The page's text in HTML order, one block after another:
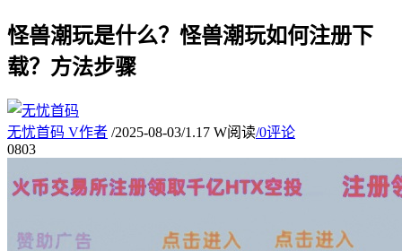
怪兽潮玩是什么？怪兽潮玩如何注册下
载？方法步骤
无忧首码 V作者 /2025-08-03/1.17 W阅读/0评论
0803